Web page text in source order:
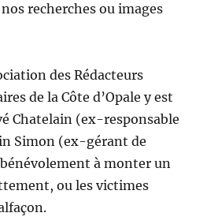
recherches ou images
des Rédacteurs
de la Côte d’Opale y est
Chatelain (ex-responsable
Simon (ex-gérant de
à monter un
ou les victimes